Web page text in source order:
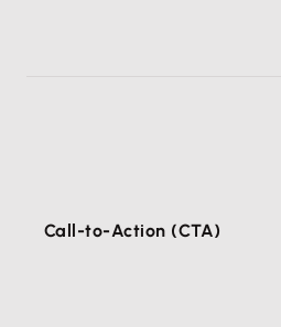
Call-to-Action (CTA)